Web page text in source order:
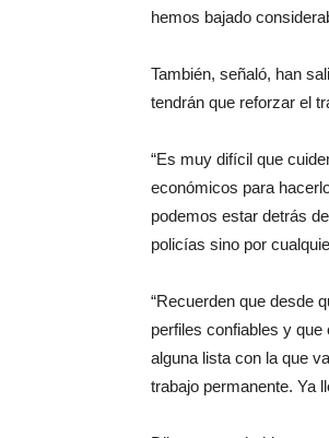
hemos bajado
También, señaló, han
tendrán que reforzar el
“Es muy difícil que
económicos para
podemos estar detrás
policías sino por
“Recuerden que desde
perfiles confiables y
alguna lista con la que
trabajo permanente. Ya